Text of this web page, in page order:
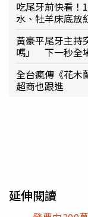
吃尾牙前快看
水、牡羊床底放
黃豪平尾牙主持
嗎」 下一秒全
全台瘋傳《花
超商也跟進
延伸閱讀